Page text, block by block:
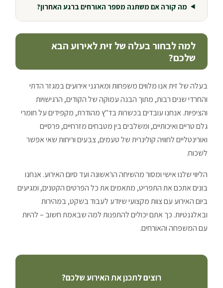
מה קורה אם משתנה מספר האורחים ברגע האחרון?
למה לבחור בעלה של זית לאירוע הבא
שלכם?
בעלה של זית אנו מלווים משפחות ומארגני אירועים במגזר הדתי
והחרדי שנים רבות, מתוך הבנה עמוקה של הקודים, הרגישויות
והציפיות. אנחנו עובדים בכשרות בד"ץ מהודרת, מקפידים על חומרי
גלם טריים ואיכותיים, ומשלבים בין מטבחים מזרחיים, פרסיים
ואורינטליים לחוויה קולינרית של טעמים, צבעים וריחות שאי אפשר
לשכוח.
הליווי שלנו אישי ומסור מהשיחה הראשונה ועד סיום האירוע. אנחנו
בונים אתכם את התפריט, מתאמים את כל הפרטים הקטנים, ומגיעים
ביום האירוע עם צוות מקצועי שיודע לעבוד בשקט, במהירות
ובאלגנטיות. כך אתם יכולים להתפנות למה שבאמת חשוב – להיות
עם המשפחה והאורחים.
רוצים לתכנן את האירוע שלכם?